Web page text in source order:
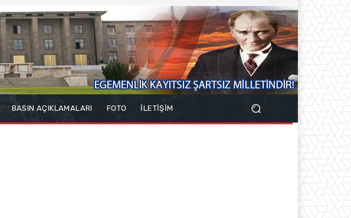
BASIN AÇIKLAMALARI FOTO İLETİŞİM